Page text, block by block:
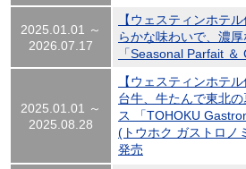
2025.01.01 ～
2026.07.17
【ウェスティンホテ
らかな味わいで、濃
「Seasonal Parfait ＆
2025.01.01 ～
2025.08.28
【ウェスティンホテ
台牛、牛たんで東北
ス 「TOHOKU
(トウホク ガストロノ
発売